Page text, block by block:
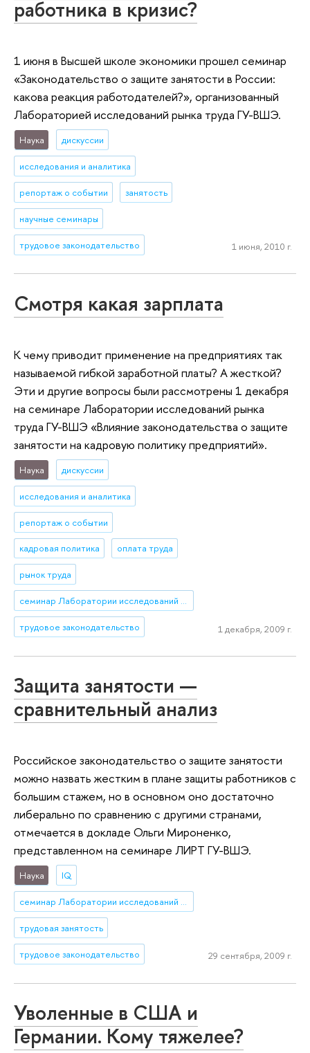
работника в кризис?
1 июня в Высшей школе экономики прошел семинар
«Законодательство о защите занятости в России:
какова реакция работодателей?», организованный
Лабораторией исследований рынка труда ГУ-ВШЭ.
Наука дискуссии
исследования и аналитика
репортаж о событии занятость
научные семинары
трудовое законодательство 1 июня, 2010 г.
Смотря какая зарплата
К чему приводит применение на предприятиях так
называемой гибкой заработной платы? А жесткой?
Эти и другие вопросы были рассмотрены 1 декабря
на семинаре Лаборатории исследований рынка
труда ГУ-ВШЭ «Влияние законодательства о защите
занятости на кадровую политику предприятий».
Наука дискуссии
исследования и аналитика
репортаж о событии
кадровая политика оплата труда
рынок труда
семинар Лаборатории исследований рынка труда (ЛИРТ)
трудовое законодательство 1 декабря, 2009 г.
Защита занятости —
сравнительный анализ
Российское законодательство о защите занятости
можно назвать жестким в плане защиты работников с
большим стажем, но в основном оно достаточно
либерально по сравнению с другими странами,
отмечается в докладе Ольги Мироненко,
представленном на семинаре ЛИРТ ГУ-ВШЭ.
Наука IQ
семинар Лаборатории исследований рынка труда (ЛИРТ)
трудовая занятость
трудовое законодательство 29 сентября, 2009 г.
Уволенные в США и
Германии. Кому тяжелее?